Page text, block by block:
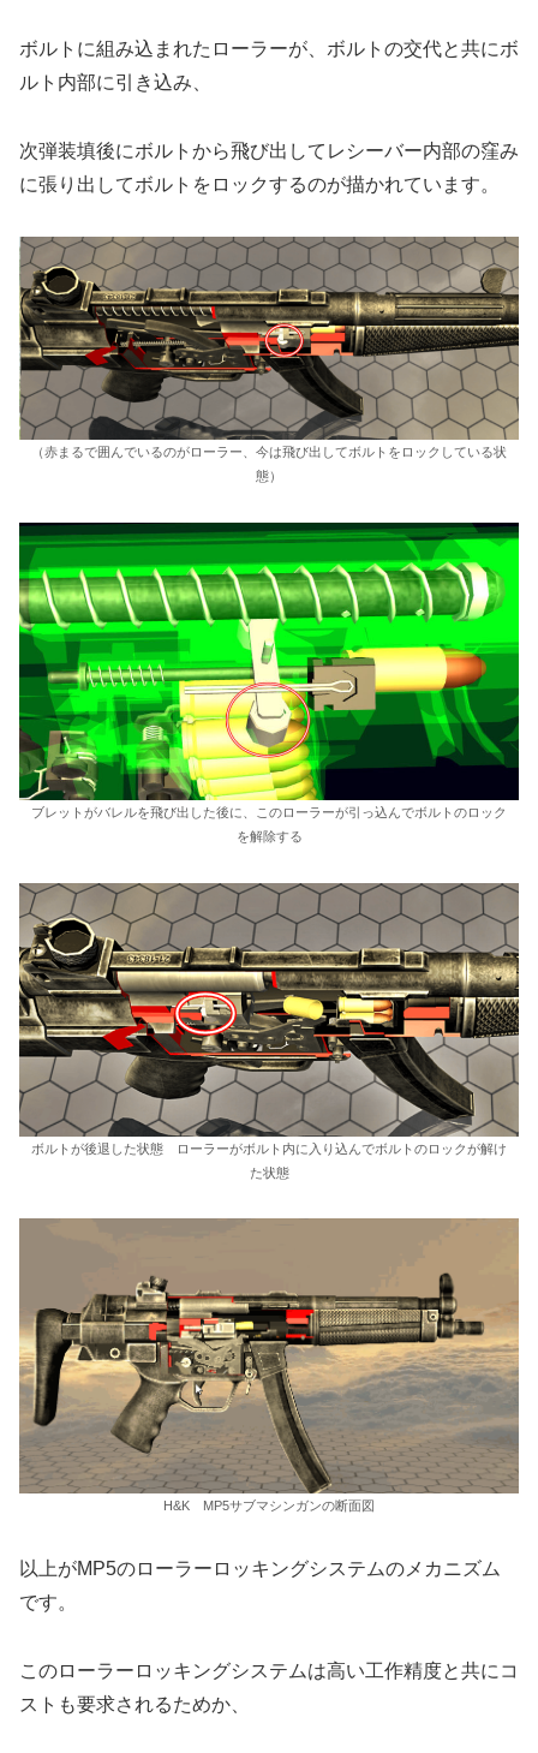
ボルトに組み込まれたローラーが、ボルトの交代と共にボ
ルト内部に引き込み、
次弾装填後にボルトから飛び出してレシーバー内部の窪み
に張り出してボルトをロックするのが描かれています。
（赤まるで囲んでいるのがローラー、今は飛び出してボルトをロックしている状
態）
ブレットがバレルを飛び出した後に、このローラーが引っ込んでボルトのロック
を解除する
ボルトが後退した状態 ローラーがボルト内に入り込んでボルトのロックが解け
た状態
H&K MP5サブマシンガンの断面図
以上がMP5のローラーロッキングシステムのメカニズム
です。
このローラーロッキングシステムは高い工作精度と共にコ
ストも要求されるためか、